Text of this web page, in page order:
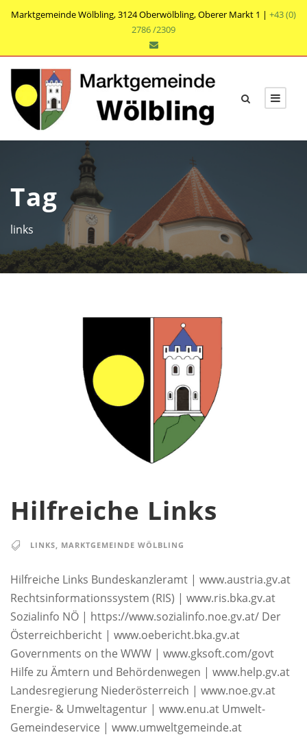
Marktgemeinde Wölbling, 3124 Oberwölbling, Oberer Markt 1 | +43 (0)
2786 /2309
Tag
links
Hilfreiche Links
LINKS MARKTGEMEINDE WÖLBLING
Hilfreiche Links Bundeskanzleramt | www.austria.gv.at
Rechtsinformationssystem (RIS) | www.ris.bka.gv.at
Sozialinfo NÖ | https://www.sozialinfo.noe.gv.at/ Der
Österreichbericht | www.oebericht.bka.gv.at
Governments on the WWW | www.gksoft.com/govt
Hilfe zu Ämtern und Behördenwegen | www.help.gv.at
Landesregierung Niederösterreich | www.noe.gv.at
Energie- & Umweltagentur | www.enu.at Umwelt-
Gemeindeservice | www.umweltgemeinde.at